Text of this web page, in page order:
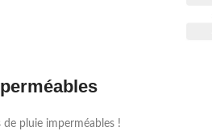
de pluie imperméables !